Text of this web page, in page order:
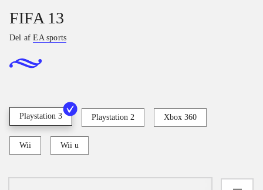
FIFA 13
Del afEA sports
Playstation 3 Playstation 2 Xbox 360
Wii Wii u